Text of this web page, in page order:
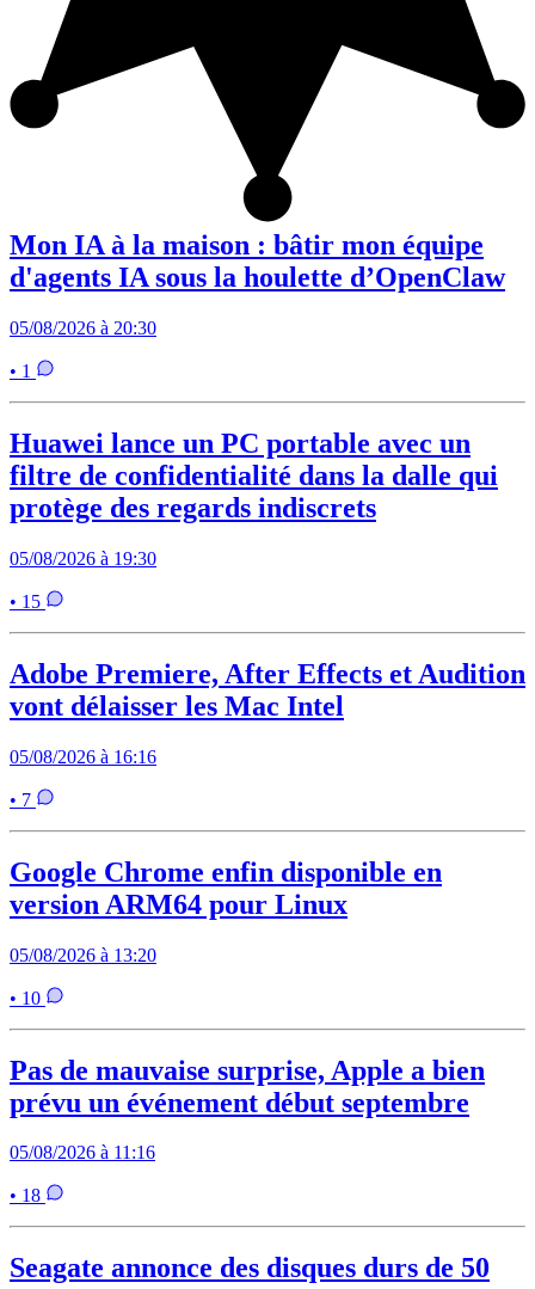
Mon IA à la maison : bâtir mon équipe
d'agents IA sous la houlette d’OpenClaw
05/08/2026 à 20:30
• 1
Huawei lance un PC portable avec un
filtre de confidentialité dans la dalle qui
protège des regards indiscrets
05/08/2026 à 19:30
• 15
Adobe Premiere, After Effects et Audition
vont délaisser les Mac Intel
05/08/2026 à 16:16
• 7
Google Chrome enfin disponible en
version ARM64 pour Linux
05/08/2026 à 13:20
• 10
Pas de mauvaise surprise, Apple a bien
prévu un événement début septembre
05/08/2026 à 11:16
• 18
Seagate annonce des disques durs de 50